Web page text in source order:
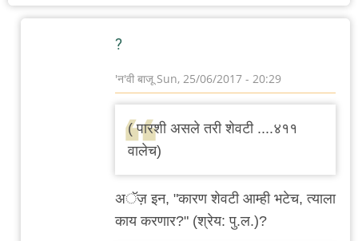
?
'न'वी बाजूSun, 25/06/2017 - 20:29
reply
to
दुपारी
( पारशी असले तरी शेवटी ....४११
वालेच)
अॅज़ इन, "कारण शेवटी आम्ही भटेच, त्याला
काय करणार?" (श्रेय: पु.ल.)?